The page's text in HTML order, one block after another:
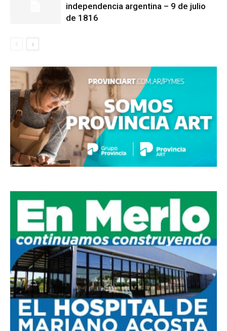
independencia argentina – 9 de julio
de 1816